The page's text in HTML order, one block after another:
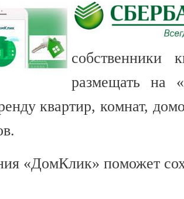
собственники
размещать на
квартир, комнат,
«ДомКлик» поможет